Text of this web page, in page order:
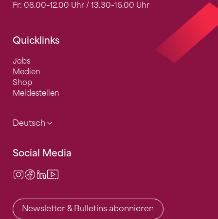
Fr: 08.00–12.00 Uhr / 13.30–16.00 Uhr
Quicklinks
Jobs
Medien
Shop
Meldestellen
Deutsch
Social Media
Instagram
Facebook
LinkedIn
Newsletter & Bulletins abonnieren